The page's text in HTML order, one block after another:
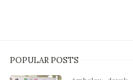
POPULAR POSTS